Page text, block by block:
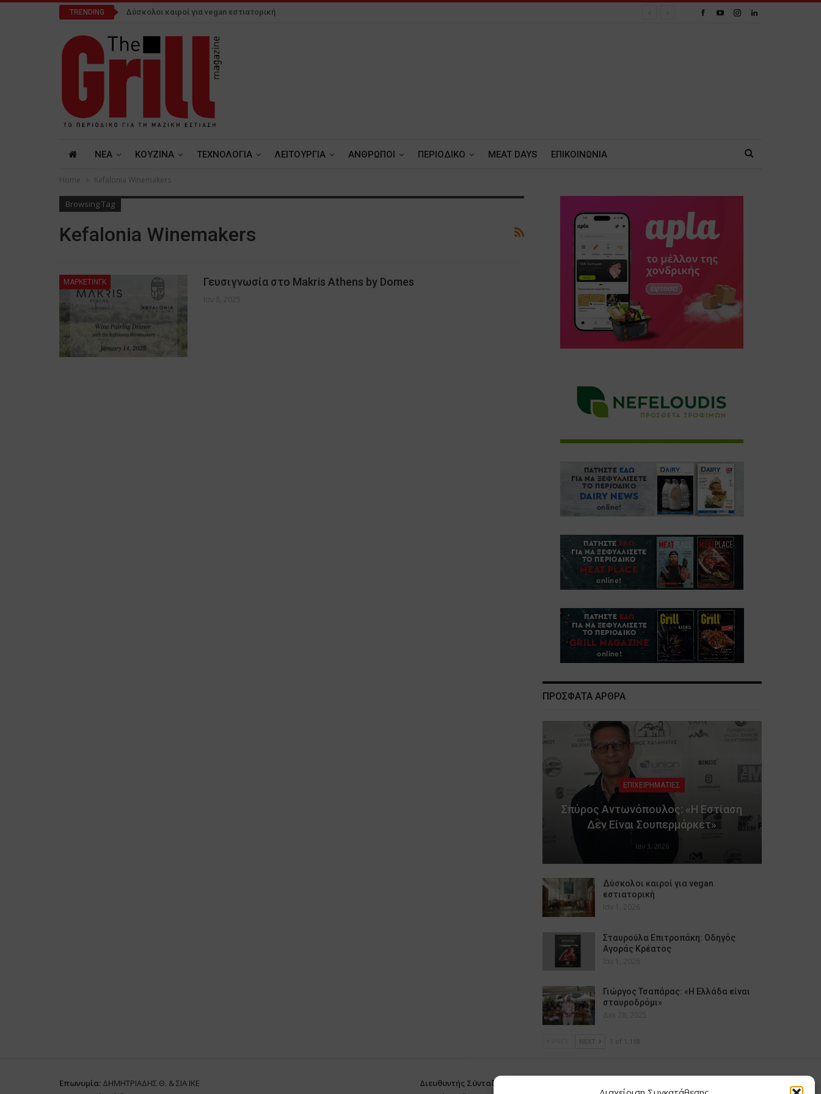
TRENDING Δύσκολοι καιροί για vegan εστιατορική
NEA ΚΟΥΖΙΝΑ ΤΕΧΝΟΛΟΓΙΑ ΛΕΙΤΟΥΡΓΙΑ ΑΝΘΡΩΠΟΙ ΠΕΡΙΟΔΙΚΟ MEAT DAYS ΕΠΙΚΟΙΝΩΝΙΑ
Home Kefalonia Winemakers
Browsing Tag
Kefalonia Winemakers
ΜΑΡΚΕΤΙΝΓΚ Γευσιγνωσία στο Makris Athens by Domes
Ιαν 8, 2025
ΠΡΟΣΦΑΤΑ ΑΡΘΡΑ
ΕΠΙΧΕΙΡΗΜΑΤΙΕΣ
Σπύρος Αντωνόπουλος: «Η Εστίαση
Δεν Είναι Σουπερμάρκετ»
Ιαν 3, 2026
Δύσκολοι καιροί για vegan
εστιατορική
Ιαν 1, 2026
Σταυρούλα Επιτροπάκη: Οδηγός
Αγοράς Κρέατος
Ιαν 1, 2026
Γιώργος Τσαπάρας: «Η Ελλάδα είναι
σταυροδρόμι»
Δεκ 28, 2025
NEXT 1 of 1.118
Επωνυμία: ΔΗΜΗΤΡΙΑΔΗΣ Θ. & ΣΙΑ ΙΚΕ
Διευθυντής Σύνταξης: